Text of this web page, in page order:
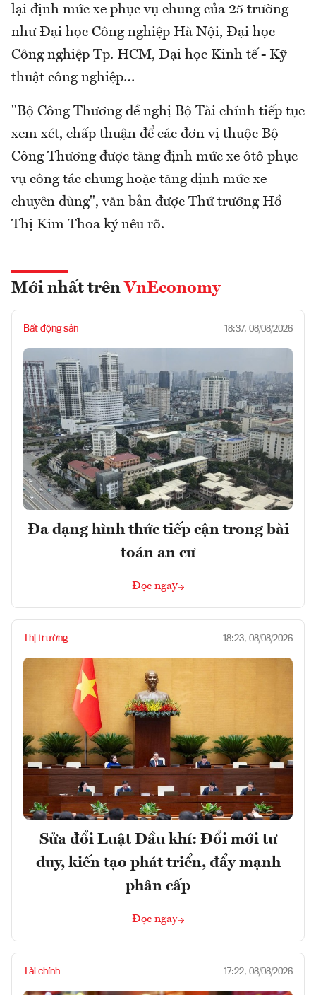
lại định mức xe phục vụ chung của 25 trường
như Đại học Công nghiệp Hà Nội, Đại học
Công nghiệp Tp. HCM, Đại học Kinh tế - Kỹ
thuật công nghiệp…
"Bộ Công Thương đề nghị Bộ Tài chính tiếp tục
xem xét, chấp thuận để các đơn vị thuộc Bộ
Công Thương được tăng định mức xe ôtô phục
vụ công tác chung hoặc tăng định mức xe
chuyên dùng", văn bản được Thứ trướng Hồ
Thị Kim Thoa ký nêu rõ.
Mới nhất trên VnEconomy
Bất động sản 18:37, 08/08/2026
Đa dạng hình thức tiếp cận trong bài
toán an cư
Đọc ngay
Thị trường 18:23, 08/08/2026
Sửa đổi Luật Dầu khí: Đổi mới tư
duy, kiến tạo phát triển, đẩy mạnh
phân cấp
Đọc ngay
Tài chính 17:22, 08/08/2026